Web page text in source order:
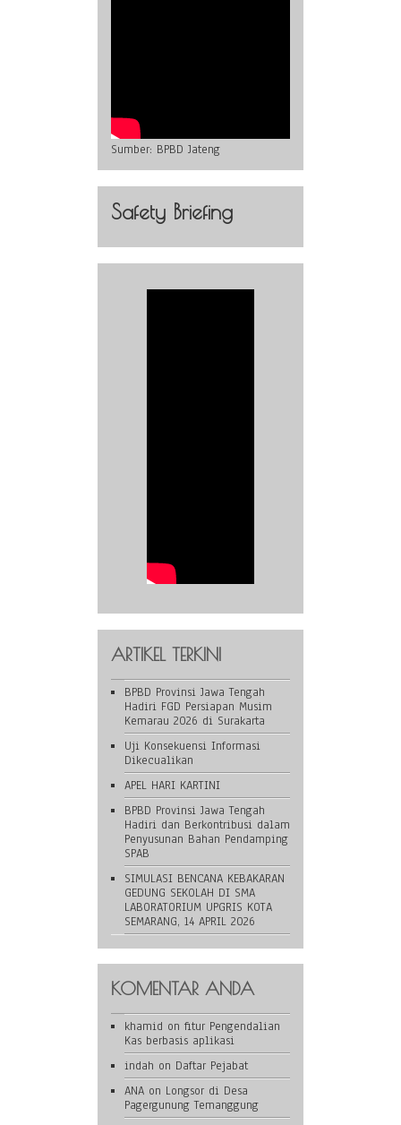
Sumber: BPBD Jateng
Safety Briefing
ARTIKEL TERKINI
BPBD Provinsi Jawa Tengah
Hadiri FGD Persiapan Musim
Kemarau 2026 di Surakarta
Uji Konsekuensi Informasi
Dikecualikan
APEL HARI KARTINI
BPBD Provinsi Jawa Tengah
Hadiri dan Berkontribusi dalam
Penyusunan Bahan Pendamping
SPAB
SIMULASI BENCANA KEBAKARAN
GEDUNG SEKOLAH DI SMA
LABORATORIUM UPGRIS KOTA
SEMARANG, 14 APRIL 2026
KOMENTAR ANDA
khamid on fitur Pengendalian
Kas berbasis aplikasi
indah on Daftar Pejabat
ANA on Longsor di Desa
Pagergunung Temanggung